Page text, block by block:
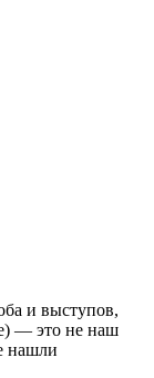
и выступов,
— это не наш
нашли